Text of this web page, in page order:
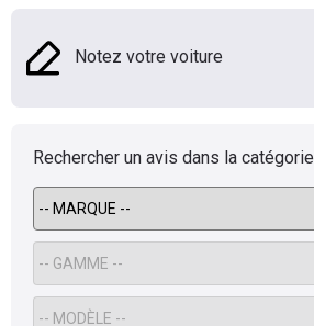
Notez votre voiture
Rechercher un avis dans la catégorie